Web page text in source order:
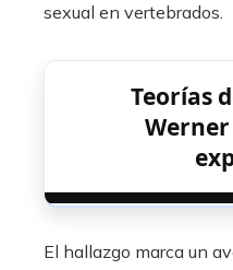
sexual en vertebrados.
Teorías
El hallazgo marca un